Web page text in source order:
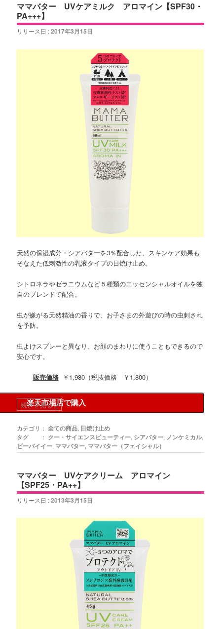
ママバター UVケアミルク アロマイン【SPF30・
PA+++】
リリース日 :2017年3月15日
天然の保湿成分・シアバターを3％配合した、スキンケア効果も
そなえた低刺激性の乳液タイプの日焼け止め。
シトロネラやゼラニウムなど５種類のエッセンシャルオイルを独
自のブレンドで配合。
虫が嫌がる天然精油の香りで、お子さまの外遊びの時の虫刺され
を予防。
虫よけスプレーと異なり、お顔のまわりに使うこともできるので
安心です。
販売価格￥1,980（税抜価格 ￥1,800）
楽天市場店で購入
続きを見る»
カテゴリ： 全ての商品, 日焼け止め
タグ ： クー・サイエンスビューティー, シアバター, ノンケミカル,
ビーバイイー, ママバター, ママバター（フェイシャル）
ママバター UVケアクリーム アロマイン
【SPF25・PA++】
リリース日 :2013年3月15日